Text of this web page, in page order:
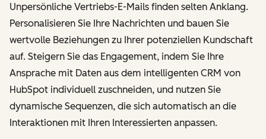
Unpersönliche Vertriebs-E-Mails finden selten Anklang.
Personalisieren Sie Ihre Nachrichten und bauen Sie
wertvolle Beziehungen zu Ihrer potenziellen Kundschaft
auf. Steigern Sie das Engagement, indem Sie Ihre
Ansprache mit Daten aus dem intelligenten CRM von
HubSpot individuell zuschneiden, und nutzen Sie
dynamische Sequenzen, die sich automatisch an die
Interaktionen mit Ihren Interessierten anpassen.